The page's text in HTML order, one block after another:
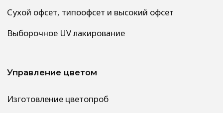
Почта:commerce@optimasmart.ru
данных сотрудников
Чат-бот в телеграмм